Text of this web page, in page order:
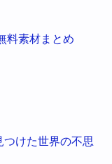
料素材まとめ
つけた世界の不思